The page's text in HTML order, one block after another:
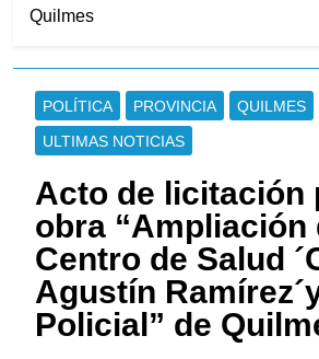
Quilmes
POLÍTICA PROVINCIA QUILMES
ULTIMAS NOTICIAS
Acto de licitación
obra “Ampliación
Centro de Salud
Agustín
Policial” de